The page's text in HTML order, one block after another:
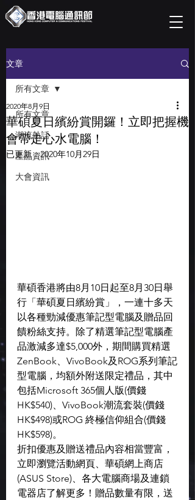
文章
所有文章
潮流熱話
產品資訊
大會資訊
所有文章
華碩夏日繽紛賞開鑼！立即把握機
會帶走心水電腦！
2020年8月9日
已更新：2020年10月29日
華碩香港將由8月10日起至8月30日舉
行「華碩夏日繽紛賞」，一連十多天
以各種勁減優惠筆記型電腦及贈品回
饋粉絲支持。除了精選筆記型電腦產
品激減多達$5,000外，期間購買精選
ZenBook、VivoBook及ROG系列筆記
型電腦，均額外附送限定禮品，其中
包括Microsoft 365個人版(價錢
HK$540)、VivoBook潮流套裝(價錢
HK$498)或ROG 終極信仰組合(價錢
HK$598)。
折扣優惠及贈送禮品內容相當豐富，
立即瀏覽活動網頁、華碩網上商店
(ASUS Store)、各大電腦商場及連鎖
電器店了解更多！贈品數量有限，送